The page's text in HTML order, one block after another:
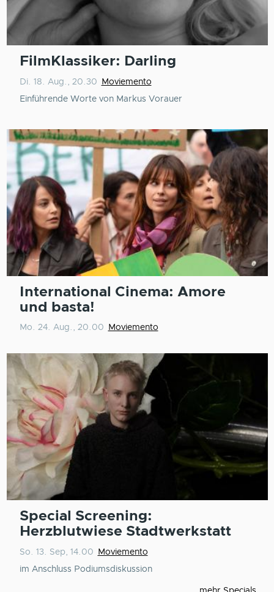
FilmKlassiker: Darling
Di. 18. Aug., 20.30
Moviemento
Einführende Worte von Markus Vorauer
International Cinema: Amore
und basta!
Mo. 24. Aug., 20.00 Moviemento
Special Screening:
Herzblutwiese Stadtwerkstatt
So. 13. Sep, 14.00
Moviemento
im Anschluss Podiumsdiskussion